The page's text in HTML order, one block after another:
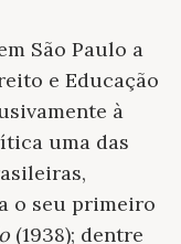
São Paulo a
e Educação
à
uma das
o seu primeiro
(1938); dentre